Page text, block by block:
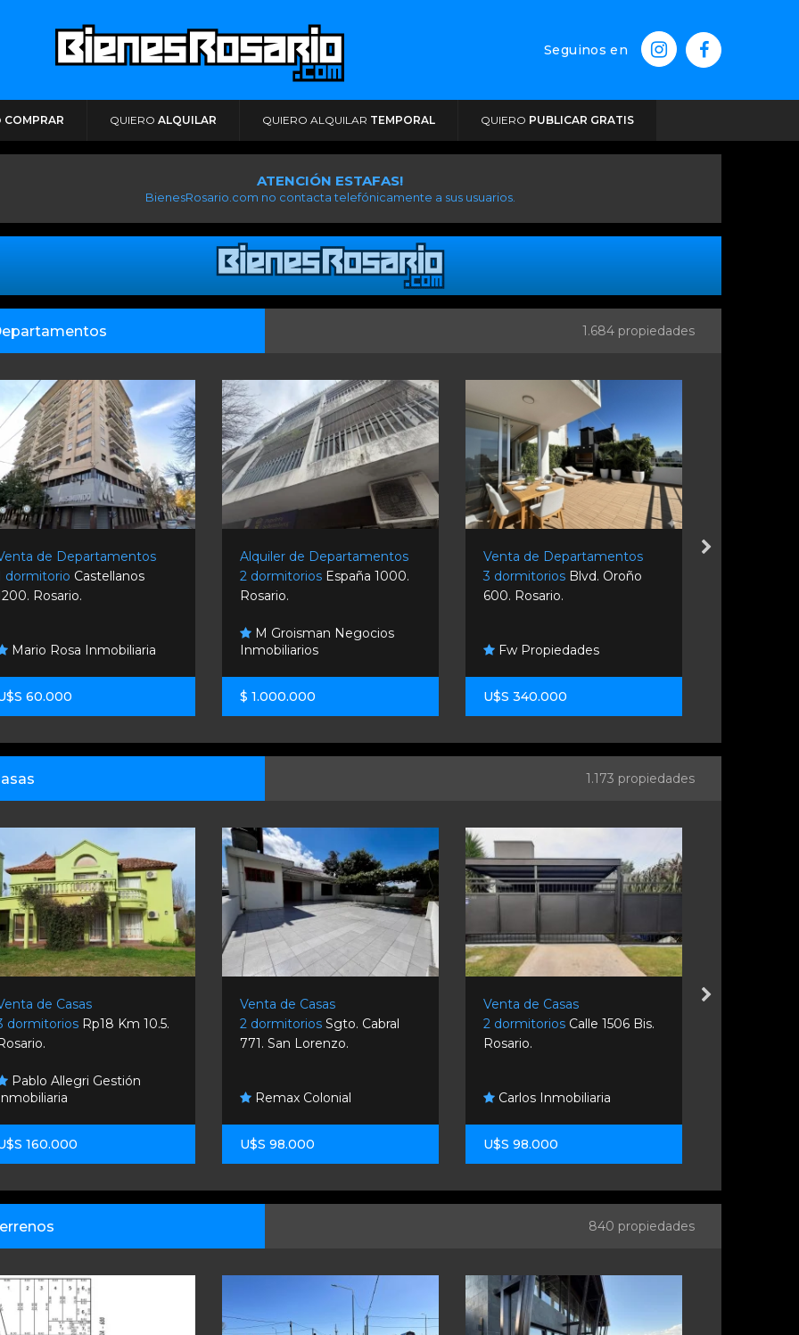
Seguinos en
COMPRAR QUIERO ALQUILAR QUIERO ALQUILAR TEMPORAL QUIERO PUBLICAR GRATIS
ATENCIÓN ESTAFAS!
BienesRosario.com no contacta telefónicamente a sus usuarios.
1.684 propiedades
de Departamentos
dormitorio Castellanos
Rosario.
Mario Rosa Inmobiliaria
60.000
Alquiler de Departamentos
2 dormitorios España 1000.
Rosario.
M Groisman Negocios
Inmobiliarios
$ 1.000.000
Venta de Departamentos
3 dormitorios Blvd. Oroño
600. Rosario.
Fw Propiedades
U$S 340.000
1.173 propiedades
de Casas
dormitorios Rp18 Km 10.5.
Pablo Allegri Gestión
160.000
Venta de Casas
2 dormitoriosSgto. Cabral
771. San Lorenzo.
Remax Colonial
U$S 98.000
Venta de Casas
2 dormitorios Calle 1506 Bis.
Rosario.
Carlos Inmobiliaria
U$S 98.000
840 propiedades